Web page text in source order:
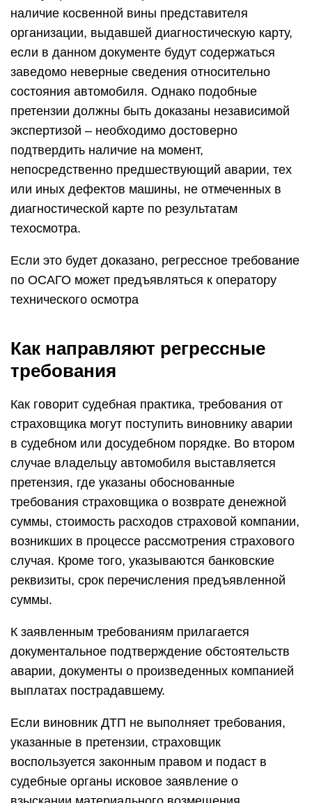
наличие косвенной вины представителя
организации, выдавшей диагностическую карту,
если в данном документе будут содержаться
заведомо неверные сведения относительно
состояния автомобиля. Однако подобные
претензии должны быть доказаны независимой
экспертизой – необходимо достоверно
подтвердить наличие на момент,
непосредственно предшествующий аварии, тех
или иных дефектов машины, не отмеченных в
диагностической карте по результатам
техосмотра.
Если это будет доказано, регрессное требование
по ОСАГО может предъявляться к оператору
технического осмотра
Как направляют регрессные
требования
Как говорит судебная практика, требования от
страховщика могут поступить виновнику аварии
в судебном или досудебном порядке. Во втором
случае владельцу автомобиля выставляется
претензия, где указаны обоснованные
требования страховщика о возврате денежной
суммы, стоимость расходов страховой компании,
возникших в процессе рассмотрения страхового
случая. Кроме того, указываются банковские
реквизиты, срок перечисления предъявленной
суммы.
К заявленным требованиям прилагается
документальное подтверждение обстоятельств
аварии, документы о произведенных компанией
выплатах пострадавшему.
Если виновник ДТП не выполняет требования,
указанные в претензии, страховщик
воспользуется законным правом и подаст в
судебные органы исковое заявление о